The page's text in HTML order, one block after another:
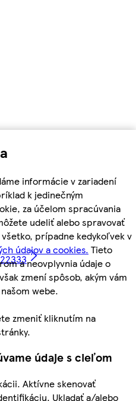
informácie v zariadení
k jedinečným
za účelom spracúvania
udeliť alebo spravovať
prípadne kedykoľvek v
údajov a cookies. Tieto
a neovplyvnia údaje o
zmení spôsob, akým vám
webe.
zmeniť kliknutím na
údaje s cieľom
Aktívne skenovať
Ukladať a/alebo